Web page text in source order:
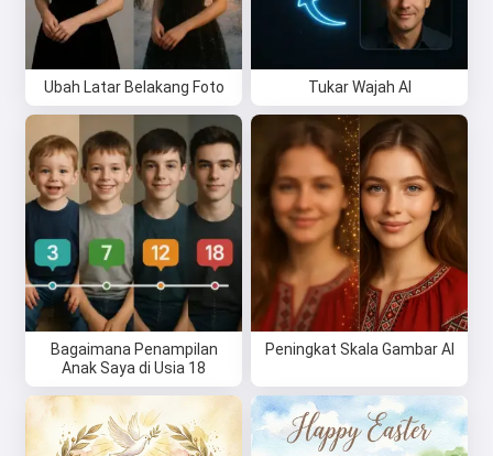
Ubah Latar Belakang Foto Tukar Wajah AI
Bagaimana Penampilan
Anak Saya di Usia 18
Peningkat Skala Gambar AI
Hai 👋
Saya bisa membuat lagu, menulis
puisi, dan ucapan selamat 🥰
Coba gratis
Saya menerima:Ketentuan Layanan
Kebijakan Privasi
Kebijakan Pengembalian Dana